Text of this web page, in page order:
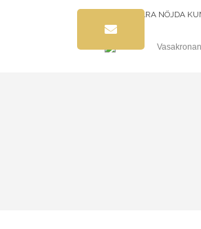
ETT URVAL AV VÅRA NÖJDA